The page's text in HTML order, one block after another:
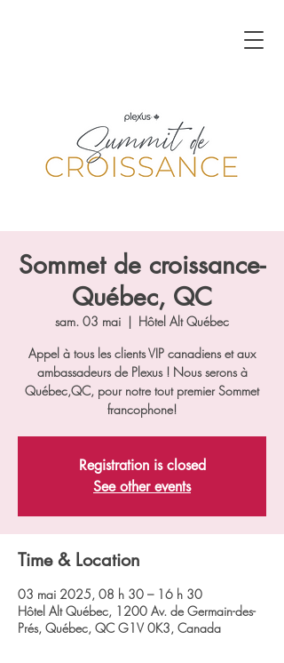
Sommet de croissance-
Québec, QC
sam. 03 mai
  |
Hôtel Alt Québec
Appel à tous les clients VIP canadiens et aux
ambassadeurs de Plexus ! Nous serons à
Québec,QC, pour notre tout premier Sommet
francophone!
Registration is closed
See other events
Time & Location
03 mai 2025, 08 h 30 – 16 h 30
Hôtel Alt Québec, 1200 Av. de Germain-des-
Prés, Québec, QC G1V 0K3, Canada